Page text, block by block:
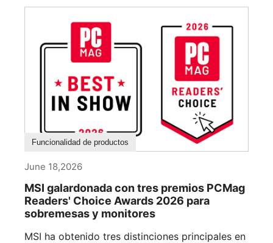
Funcionalidad de productos
June 18,2026
MSI galardonada con tres premios PCMag
Readers' Choice Awards 2026 para
sobremesas y monitores
MSI ha obtenido tres distinciones principales en